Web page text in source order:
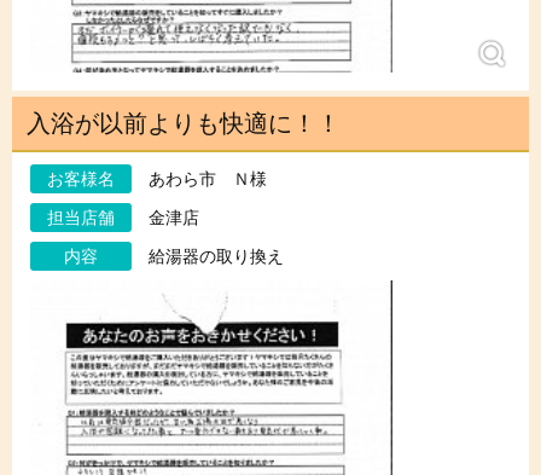
入浴が以前よりも快適に！！
お客様名
あわら市 Ｎ様
担当店舗
金津店
内容
給湯器の取り換え